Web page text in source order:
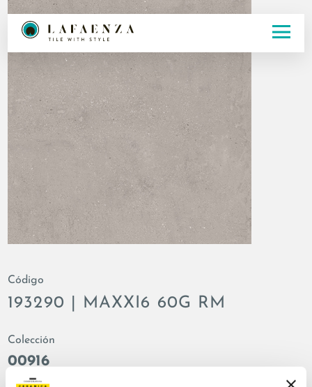
Código
193290 | MAXXI6 60G RM
Colección
00916